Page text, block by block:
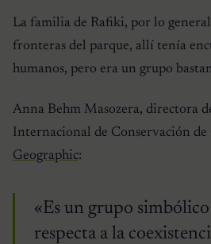
La familia de Rafiki, por lo general
fronteras del parque, allí tenía
humanos, pero era un grupo
Anna Behm Masozera, directora
Internacional de Conservación de
Geographic:
«Es un grupo
respecta a la